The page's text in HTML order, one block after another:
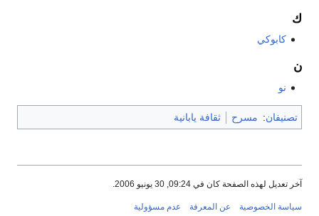
ك
كابوكي
ن
نو
تصنيفان: مسرح ثقافة يابانية
آخر تعديل لهذه الصفحة كان في 09:24, 30 يونيو 2006.
سياسة الخصوصية عن المعرفة عدم مسؤولية